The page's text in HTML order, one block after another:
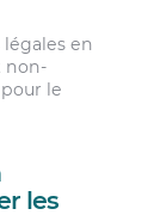
en
non-
pour le
les